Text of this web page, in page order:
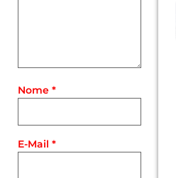
Nome *
E-Mail *